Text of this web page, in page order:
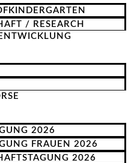
/ RESEARCH
2026
FRAUEN 2026
2026